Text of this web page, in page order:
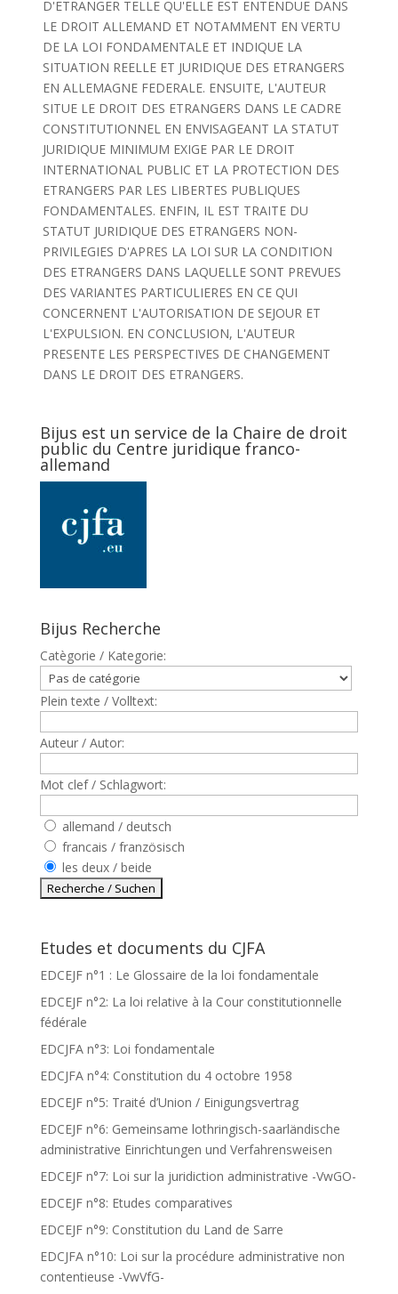
D'ETRANGER TELLE QU'ELLE EST ENTENDUE DANS
LE DROIT ALLEMAND ET NOTAMMENT EN VERTU
DE LA LOI FONDAMENTALE ET INDIQUE LA
SITUATION REELLE ET JURIDIQUE DES ETRANGERS
EN ALLEMAGNE FEDERALE. ENSUITE, L'AUTEUR
SITUE LE DROIT DES ETRANGERS DANS LE CADRE
CONSTITUTIONNEL EN ENVISAGEANT LA STATUT
JURIDIQUE MINIMUM EXIGE PAR LE DROIT
INTERNATIONAL PUBLIC ET LA PROTECTION DES
ETRANGERS PAR LES LIBERTES PUBLIQUES
FONDAMENTALES. ENFIN, IL EST TRAITE DU
STATUT JURIDIQUE DES ETRANGERS NON-
PRIVILEGIES D'APRES LA LOI SUR LA CONDITION
DES ETRANGERS DANS LAQUELLE SONT PREVUES
DES VARIANTES PARTICULIERES EN CE QUI
CONCERNENT L'AUTORISATION DE SEJOUR ET
L'EXPULSION. EN CONCLUSION, L'AUTEUR
PRESENTE LES PERSPECTIVES DE CHANGEMENT
DANS LE DROIT DES ETRANGERS.
Bijus est un service de la Chaire de droit
public du Centre juridique franco-
allemand
Bijus Recherche
Catègorie / Kategorie:
Plein texte / Volltext:
Auteur / Autor:
Mot clef / Schlagwort:
allemand / deutsch
francais / französisch
les deux / beide
Etudes et documents du CJFA
EDCEJF n°1 : Le Glossaire de la loi fondamentale
EDCEJF n°2: La loi relative à la Cour constitutionnelle
fédérale
EDCJFA n°3: Loi fondamentale
EDCJFA n°4: Constitution du 4 octobre 1958
EDCEJF n°5: Traité d’Union / Einigungsvertrag
EDCEJF n°6: Gemeinsame lothringisch-saarländische
administrative Einrichtungen und Verfahrensweisen
EDCEJF n°7: Loi sur la juridiction administrative -VwGO-
EDCEJF n°8: Etudes comparatives
EDCEJF n°9: Constitution du Land de Sarre
EDCJFA n°10: Loi sur la procédure administrative non
contentieuse -VwVfG-